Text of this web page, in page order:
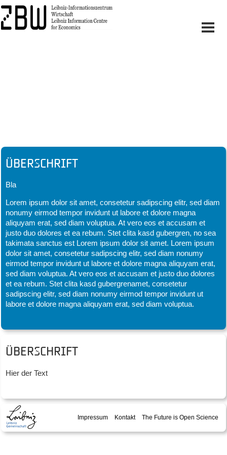
Überschrift
Bla
Lorem ipsum dolor sit amet, consetetur sadipscing elitr, sed diam
nonumy eirmod tempor invidunt ut labore et dolore magna
aliquyam erat, sed diam voluptua. At vero eos et accusam et
justo duo dolores et ea rebum. Stet clita kasd gubergren, no sea
takimata sanctus est Lorem ipsum dolor sit amet. Lorem ipsum
dolor sit amet, consetetur sadipscing elitr, sed diam nonumy
eirmod tempor invidunt ut labore et dolore magna aliquyam erat,
sed diam voluptua. At vero eos et accusam et justo duo dolores
et ea rebum. Stet clita kasd gubergrenamet, consetetur
sadipscing elitr, sed diam nonumy eirmod tempor invidunt ut
labore et dolore magna aliquyam erat, sed diam voluptua.
Überschrift
Hier der Text
Impressum Kontakt The Future is Open Science